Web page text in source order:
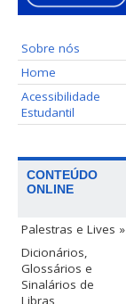
Sobre nós
Home
Acessibilidade
Estudantil
CONTEÚDO
ONLINE
Palestras e Lives »
Dicionários,
Glossários e
Sinalários de